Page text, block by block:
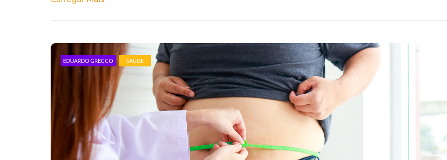
EDUARDO GRECCO SAÚDE